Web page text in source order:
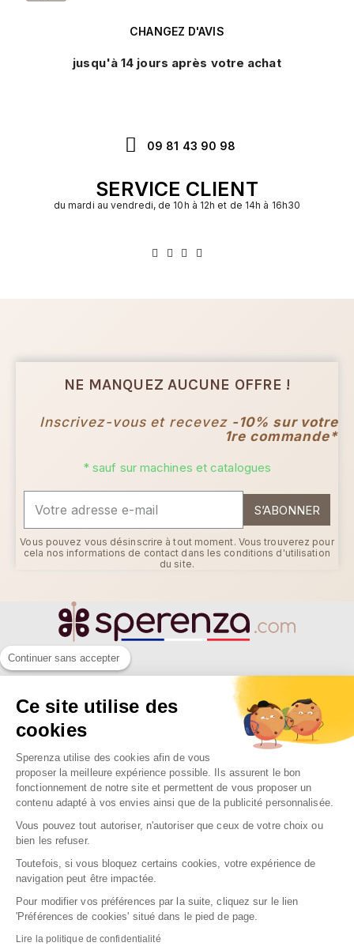
CHANGEZ D'AVIS
jusqu'à 14 jours après votre achat
09 81 43 90 98
SERVICE CLIENT
du mardi au vendredi, de 10h à 12h et de 14h à 16h30
NE MANQUEZ AUCUNE OFFRE !
Inscrivez-vous et recevez -10% sur votre
1re commande*
* sauf sur machines et catalogues
S’ABONNER
Vous pouvez vous désinscrire à tout moment. Vous trouverez pour
cela nos informations de contact dans les conditions d'utilisation
du site.
SPERENZA
55 Allée Eugène Ducretet
26000 VALENCE - FRANCE
NOTRE SOCIÉTÉ

NOS MARQUES

NOS RAYONS
2026 Sperenza
Continuer sans accepter
Ce site utilise des
cookies
Sperenza utilise des cookies afin de vous
proposer la meilleure expérience possible. Ils assurent le bon
fonctionnement de notre site et permettent de vous proposer un
contenu adapté à vos envies ainsi que de la publicité personnalisée.
Vous pouvez tout autoriser, n'autoriser que ceux de votre choix ou
bien les refuser.
Toutefois, si vous bloquez certains cookies, votre expérience de
navigation peut être impactée.
Pour modifier vos préférences par la suite, cliquez sur le lien
'Préférences de cookies' situé dans le pied de page.
Lire la politique de confidentialité